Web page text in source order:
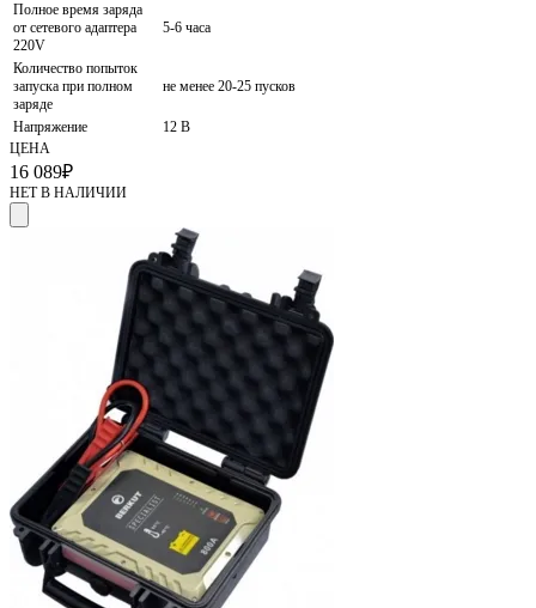
Полное время заряда
от сетевого адаптера
220V
5-6 часа
Количество попыток
запуска при полном
заряде
не менее 20-25 пусков
Напряжение
12 В
ЦЕНА
16 089₽
НЕТ В НАЛИЧИИ